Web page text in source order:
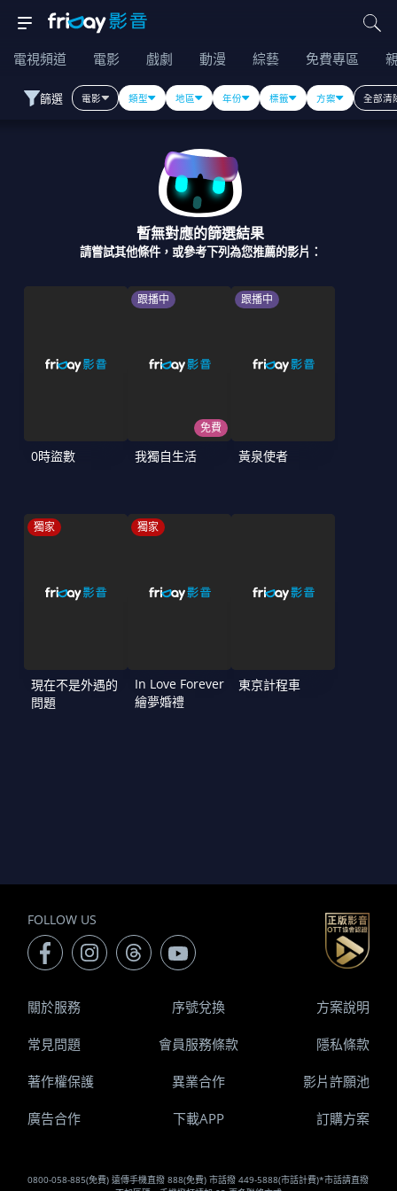
電視頻道 電影 戲劇 動漫 綜藝 免費專區
篩選 電影 類型 地區 年份 標籤 方案 全部清
暫無對應的篩選結果
請嘗試其他條件，或參考下列為您推薦的影片：
0時盜數
跟播中
免費
我獨自生活
跟播中
黃泉使者
獨家
現在不是外遇的
問題
獨家
In Love Forever
繪夢婚禮
東京計程車
FOLLOW US
0800-058-885(免費) 遠傳手機直撥 888(免費) 市話撥 449-5888(市話計費)*市話請直撥
關於服務 序號兌換 方案說明
常見問題 會員服務條款 隱私條款
著作權保護 異業合作 影片許願池
廣告合作 下載APP 訂購方案